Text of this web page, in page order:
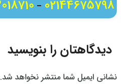
02144675798
–
دیدگاهتان را بنویسید
نشانی ایمیل شما منتشر نخواهد شد.